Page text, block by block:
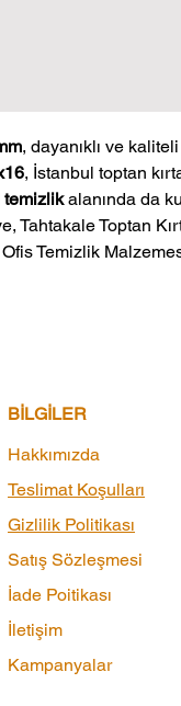
, dayanıklı ve
, İstanbul toptan
temizlikalanında da
Temizlik
BİLGİLER
Hakkımızda
Teslimat Koşulları
Gizlilik Politikası
Satış Sözleşmesi
İade Poitikası
İletişim
Kampanyalar